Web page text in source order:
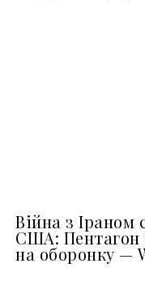
Війна з Іраном
США: Пентагон
на оборонку —